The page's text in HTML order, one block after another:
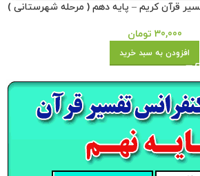
30,000 تومان
افزودن به سبد خرید